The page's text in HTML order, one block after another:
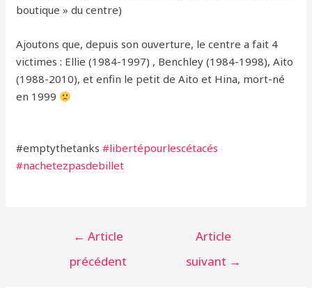
boutique » du centre)
Ajoutons que, depuis son ouverture, le centre a fait 4
victimes : Ellie (1984-1997) , Benchley (1984-1998), Aito
(1988-2010), et enfin le petit de Aito et Hina, mort-né
en 1999
#‎emptythetanks‬ ‪#‎libertépourlescétacés‬
‪#‎nachetezpasdebillet‬
Navigation
l’article
← Article
précédent
Article
suivant →